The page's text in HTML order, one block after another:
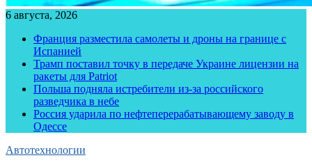
6 августа, 2026
Франция разместила самолеты и дроны на границе с
Испанией
Трамп поставил точку в передаче Украине лицензии на
ракеты для Patriot
Польша подняла истребители из-за российского
разведчика в небе
Россия ударила по нефтеперерабатывающему заводу в
Одессе
Автотехнологии